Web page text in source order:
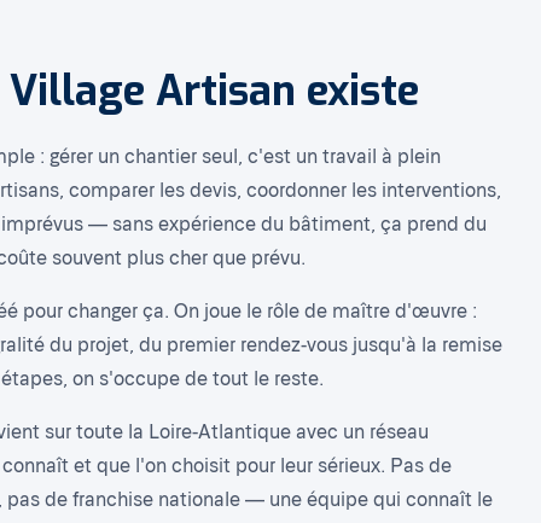
Village Artisan existe
: gérer un chantier seul, c'est un travail à plein
comparer les devis, coordonner les interventions,
imprévus — sans expérience du bâtiment, ça prend du
souvent plus cher que prévu.
pour changer ça. On joue le rôle de maître d'œuvre :
du projet, du premier rendez-vous jusqu'à la remise
on s'occupe de tout le reste.
sur toute la Loire-Atlantique avec un réseau
et que l'on choisit pour leur sérieux. Pas de
pas de franchise nationale — une équipe qui connaît le